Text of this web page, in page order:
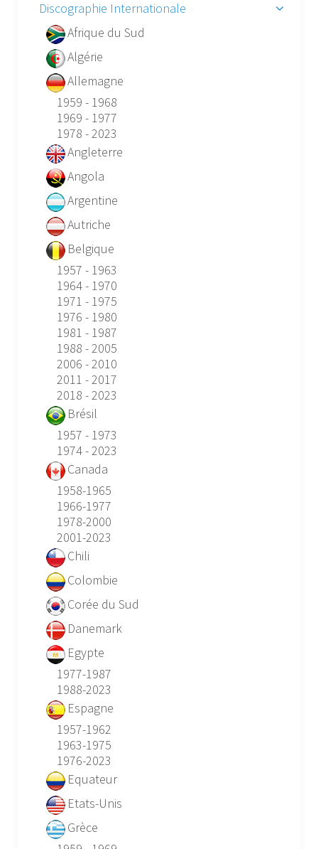
Discographie Internationale
Afrique du Sud
Algérie
Allemagne
1959 - 1968
1969 - 1977
1978 - 2023
Angleterre
Angola
Argentine
Autriche
Belgique
1957 - 1963
1964 - 1970
1971 - 1975
1976 - 1980
1981 - 1987
1988 - 2005
2006 - 2010
2011 - 2017
2018 - 2023
Brésil
1957 - 1973
1974 - 2023
Canada
1958-1965
1966-1977
1978-2000
2001-2023
Chili
Colombie
Corée du Sud
Danemark
Egypte
1977-1987
1988-2023
Espagne
1957-1962
1963-1975
1976-2023
Equateur
Etats-Unis
Grèce